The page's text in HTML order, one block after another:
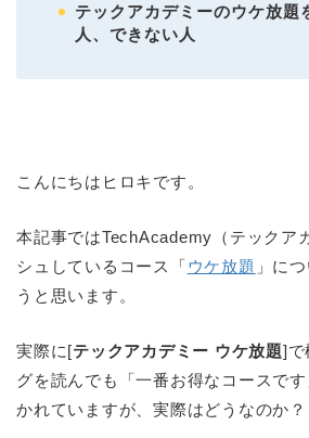
テックアカデミーのウケ放題
人、できない人
こんにちはヒロキです。
本記事ではTechAcademy（テックア
シュしているコース「ウケ放題 」に
うと思います。
実際に[テックアカデミー ウケ放題]で
グを読んでも「一番お得なコースで
かれていますが、実際はどうなのか？